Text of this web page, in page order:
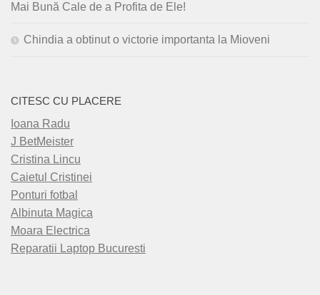
Mai Bună Cale de a Profita de Ele!
Chindia a obtinut o victorie importanta la Mioveni
CITESC CU PLACERE
Ioana Radu
J BetMeister
Cristina Lincu
Caietul Cristinei
Ponturi fotbal
Albinuta Magica
Moara Electrica
Reparatii Laptop Bucuresti